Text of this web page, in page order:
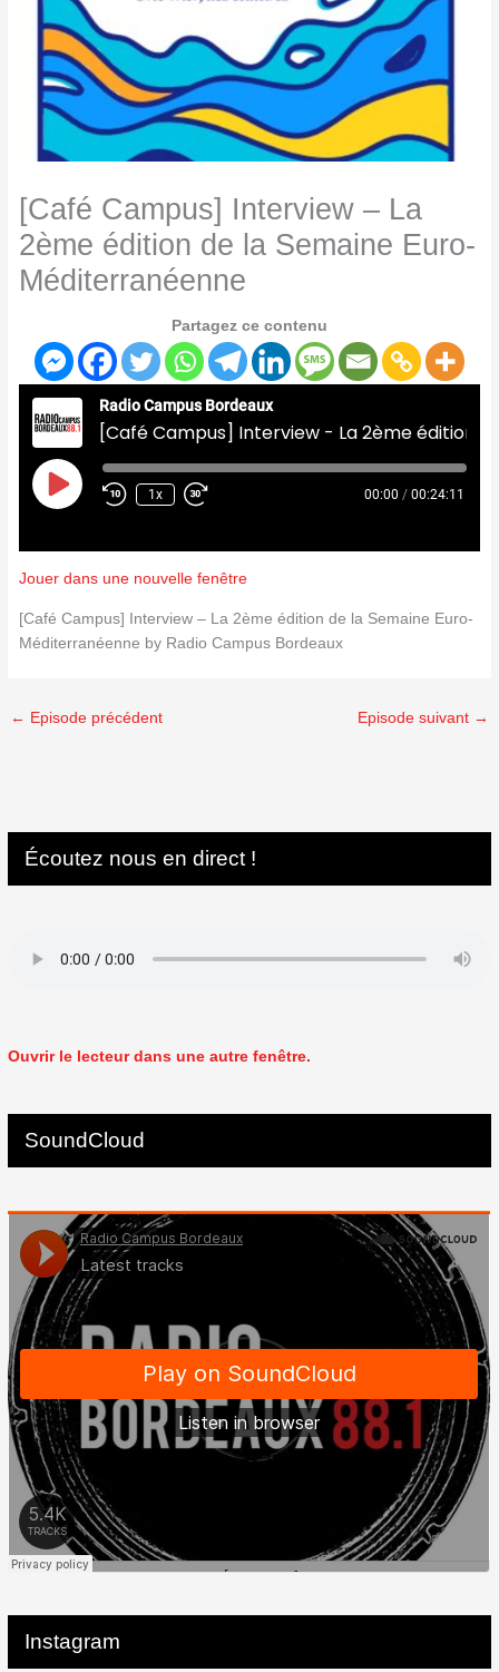
[Café Campus] Interview – La
2ème édition de la Semaine Euro-
Méditerranéenne
Partagez ce contenu
Radio Campus Bordeaux
Play
Episode
1x 00:00 / 00:24:11
Jouer dans une nouvelle fenêtre
[Café Campus] Interview – La 2ème édition de la Semaine Euro-
Méditerranéenne by Radio Campus Bordeaux
← Episode précédent Episode suivant →
Écoutez nous en direct !
Ouvrir le lecteur dans une autre fenêtre.
SoundCloud
Instagram